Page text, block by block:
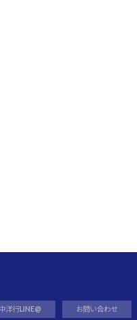
洋行LINE@ お問い合わせ